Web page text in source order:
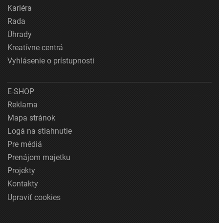
Kariéra
Rada
Úhrady
Kreatívne centrá
Vyhlásenie o prístupnosti
E-SHOP
Reklama
Mapa stránok
Logá na stiahnutie
Pre médiá
Prenájom majetku
Projekty
Kontakty
Upraviť cookies